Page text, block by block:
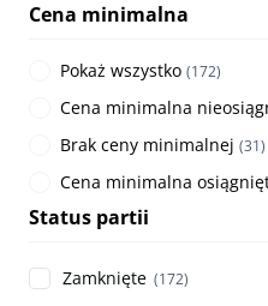
Cena minimalna
Pokaż wszystko (172)
Cena minimalna
Brak ceny minimalnej (31)
Cena minimalna
Status partii
Zamknięte (172)